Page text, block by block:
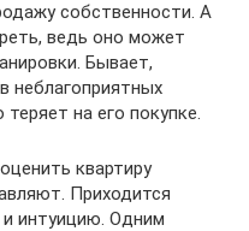
собственности. А
ведь оно может
Бывает,
неблагоприятных
на его покупке.
квартиру
Приходится
интуицию. Одним